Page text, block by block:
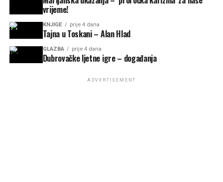
vrijeme!
KNJIGE prije 4 dana
Tajna u Toskani – Alan Hlad
GLAZBA prije 4 dana
Dubrovačke ljetne igre – događanja
ADVERTISEMENT